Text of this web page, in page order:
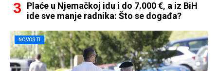
Plaće u Njemačkoj idu i do 7.000 €, a iz BiH
ide sve manje radnika: Što se događa?
NOVOSTI